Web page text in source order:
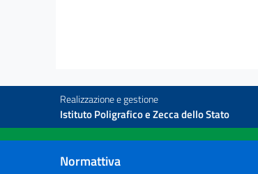
Realizzazione e gestione
Istituto Poligrafico e Zecca dello Stato
Normattiva